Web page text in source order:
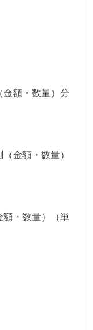
金額・数量）分
金額・数量）
額・数量）（単